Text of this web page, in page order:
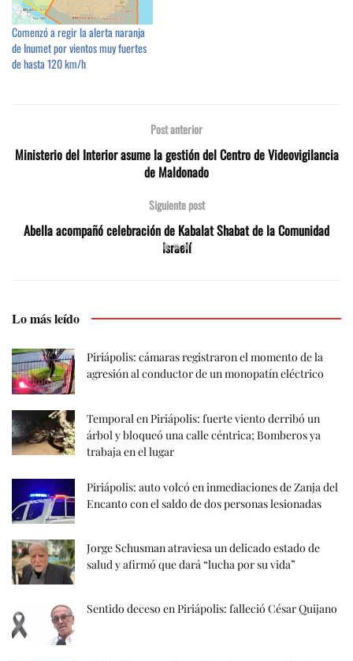
Comenzó a regir la alerta naranja
de Inumet por vientos muy fuertes
de hasta 120 km/h
Post anterior
Ministerio del Interior asume la gestión del Centro de Videovigilancia
de Maldonado
Siguiente post
Abella acompañó celebración de Kabalat Shabat de la Comunidad
Israelí
Lo más leído
Piriápolis: cámaras registraron el momento de la
agresión al conductor de un monopatín eléctrico
Temporal en Piriápolis: fuerte viento derribó un
árbol y bloqueó una calle céntrica; Bomberos ya
trabaja en el lugar
Piriápolis: auto volcó en inmediaciones de Zanja del
Encanto con el saldo de dos personas lesionadas
Jorge Schusman atraviesa un delicado estado de
salud y afirmó que dará “lucha por su vida”
Sentido deceso en Piriápolis: falleció César Quijano